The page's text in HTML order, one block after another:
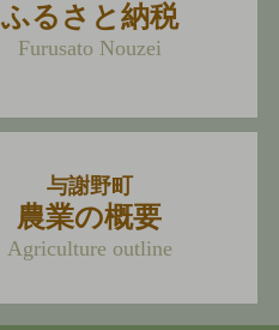
ふるさと納税
Furusato Nouzei
与謝野町
農業の概要
Agriculture outline